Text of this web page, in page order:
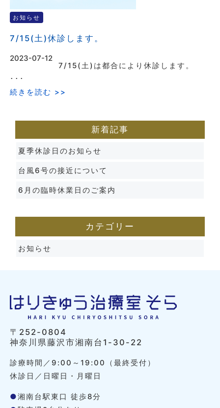
お知らせ
7/15(土)休診します。
2023-07-12
7/15(土)は都合により休診します。
･･･
続きを読む >>
新着記事
夏季休診日のお知らせ
台風6号の接近について
6月の臨時休業日のご案内
カテゴリー
お知らせ
〒252-0804
神奈川県藤沢市湘南台1-30-22
診療時間／9:00～19:00（最終受付）
休診日／日曜日・月曜日
●湘南台駅東口 徒歩8分